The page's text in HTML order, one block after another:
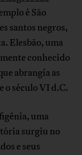
é São
santos negros,
Elesbão, uma
conhecido
abrangia as
século VI d.C.
uma
surgiu no
e seus